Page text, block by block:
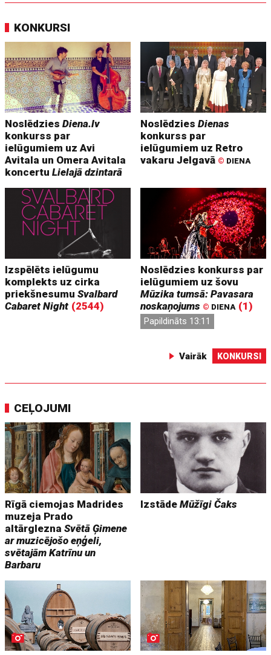
KONKURSI
NoslēdziesDiena.lv
konkurss par
ielūgumiem uz Avi
Avitala un Omera Avitala
koncertuLielajā dzintarā
NoslēdziesDienas
konkurss par
ielūgumiem uz Retro
vakaru Jelgavā © DIENA
Izspēlēts ielūgumu
komplekts uz cirka
priekšnesumuSvalbard
Cabaret Night (2544)
Noslēdzies konkurss par
ielūgumiem uz šovu
Mūzika tumsā: Pavasara
noskaņojums © DIENA (1)
Papildināts 13:11
Vairāk KONKURSI
CEĻOJUMI
Rīgā ciemojas Madrides
muzeja Prado
altārgleznaSvētā Ģimene
ar muzicējošo eņģeli,
svētajām Katrīnu un
Barbaru
IzstādeMūžīgi Čaks